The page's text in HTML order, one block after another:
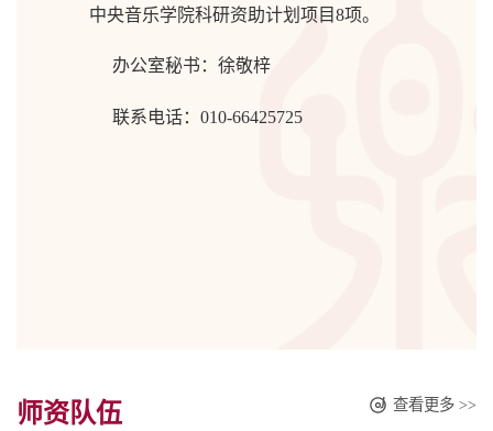
中央音乐学院科研资助计划项目8项。
办公室秘书：徐敬梓
联系电话：010-66425725
师资队伍 查看更多 >>